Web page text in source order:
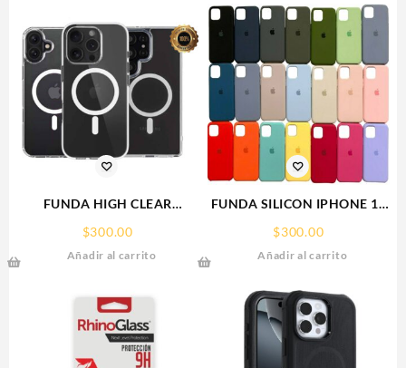
FUNDA HIGH CLEAR
WEKOVER
$300.00
Añadir al carrito
FUNDA SILICON IPHONE 13
$300.00
Añadir al carrito